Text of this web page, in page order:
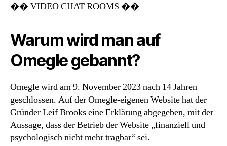
�� VIDEO CHAT ROOMS ��
Warum wird man auf
Omegle gebannt?
Omegle wird am 9. November 2023 nach 14 Jahren
geschlossen. Auf der Omegle-eigenen Website hat der
Gründer Leif Brooks eine Erklärung abgegeben, mit der
Aussage, dass der Betrieb der Website „finanziell und
psychologisch nicht mehr tragbar“ sei.